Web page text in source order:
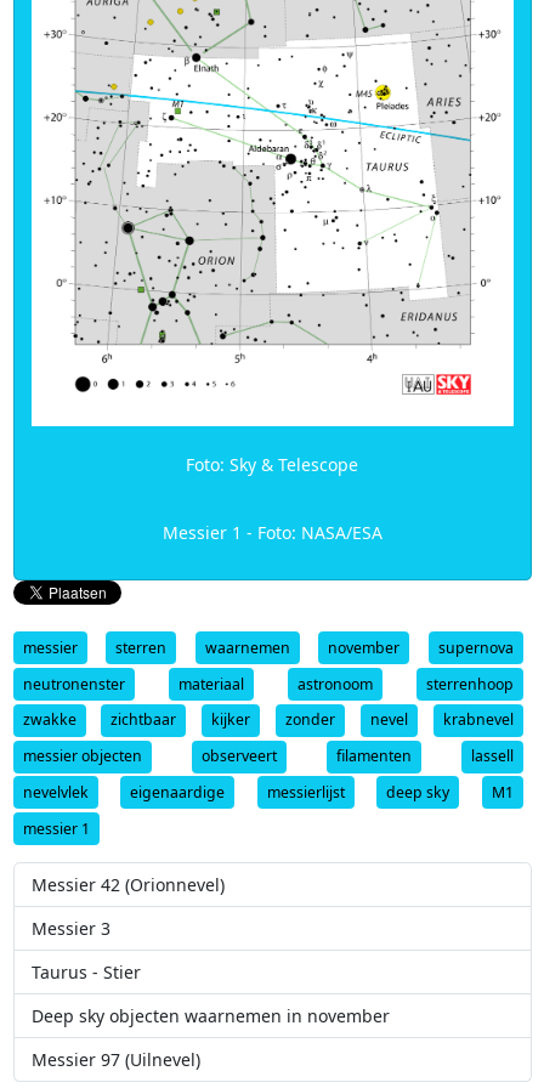
Foto: Sky & Telescope
Messier 1 - Foto: NASA/ESA
messier sterren waarnemen november
supernova
neutronenster
materiaal astronoom
sterrenhoop
zwakke
zichtbaar kijker zonder nevel
krabnevel
messier objecten
observeert filamenten
lassell
nevelvlek
eigenaardige messierlijst deep sky
M1
messier 1
Messier 42 (Orionnevel)
Messier 3
Taurus - Stier
Deep sky objecten waarnemen in november
Messier 97 (Uilnevel)